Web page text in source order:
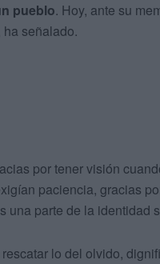
pueblo. Hoy, ante su
ha señalado.
por tener visión
paciencia, gracias
una parte de la identidad
lo del olvido,